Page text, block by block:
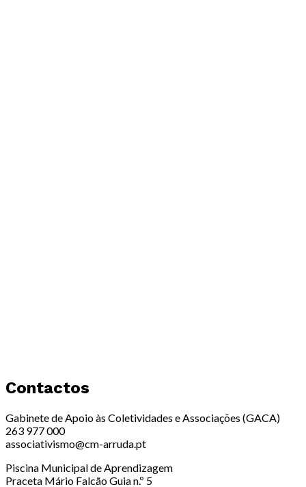
Contactos
Gabinete de Apoio às Coletividades e Associações (GACA)
263 977 000
associativismo@cm-arruda.pt
Piscina Municipal de Aprendizagem
Praceta Mário Falcão Guia n.º 5